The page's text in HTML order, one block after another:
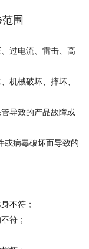
围
过电流、雷击、高
机械破坏、摔坏、
导致的产品故障或
病毒破坏而导致的
不符；
符；